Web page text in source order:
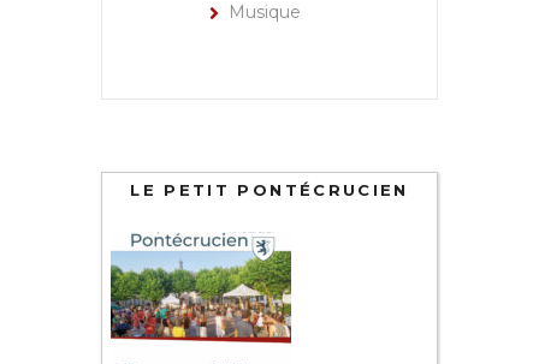
Musique
LE PETIT PONTÉCRUCIEN